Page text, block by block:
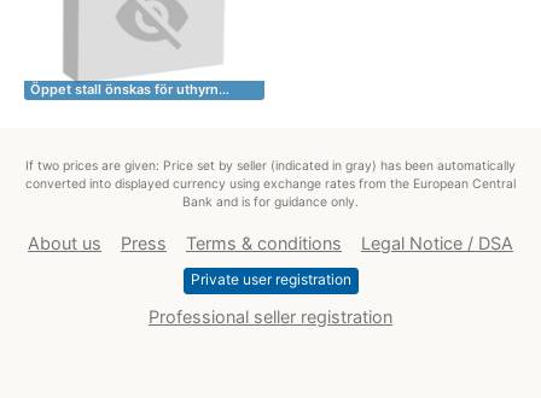
Öppet stall önskas för uthyrn…
If two prices are given: Price set by seller (indicated in gray) has been automatically
converted into displayed currency using exchange rates from the European Central
Bank and is for guidance only.
About us Press Terms & conditions Legal Notice / DSA
Private user registration
Professional seller registration